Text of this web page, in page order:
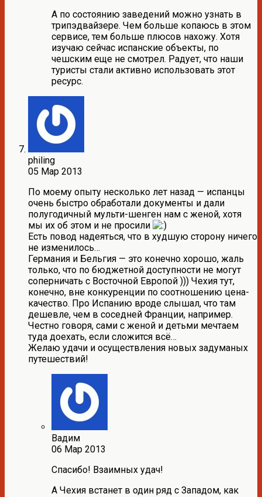
А по состоянию заведений можно узнать в
трипэдвайзере. Чем больше копаюсь в этом
сервисе, тем больше плюсов нахожу. Хотя
изучаю сейчас испанские объекты, по
чешским еще не смотрел. Радует, что наши
туристы стали активно использовать этот
ресурс.
philing
05 Мар 2013
По моему опыту несколько лет назад — испанцы
очень быстро обработали документы и дали
полугодичный мульти-шенген нам с женой, хотя
мы их об этом и не просили
Есть повод надеяться, что в худшую сторону ничего
не изменилось…
Германия и Бельгия — это конечно хорошо, жаль
только, что по бюджетной доступности не могут
соперничать с Восточной Европой ))) Чехия тут,
конечно, вне конкуренции по соотношению цена-
качество. Про Испанию вроде слышал, что там
дешевле, чем в соседней Франции, например.
Честно говоря, сами с женой и детьми мечтаем
туда доехать, если сложится всё…
Желаю удачи и осуществления новых задуманых
путешествий!
Вадим
06 Мар 2013
Спасибо! Взаимных удач!
А Чехия встанет в один ряд с Западом, как